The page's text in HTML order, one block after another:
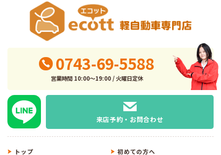
0743-69-5588
営業時間 10:00～19:00 / 火曜日定休
来店予約・お問合わせ
トップ 初めての方へ